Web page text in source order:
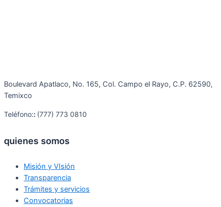
Boulevard Apatlaco, No. 165, Col. Campo el Rayo, C.P. 62590,
Temixco
Teléfono:: (777) 773 0810
quienes somos
Misión y VIsión
Transparencia
Trámites y servicios
Convocatorias